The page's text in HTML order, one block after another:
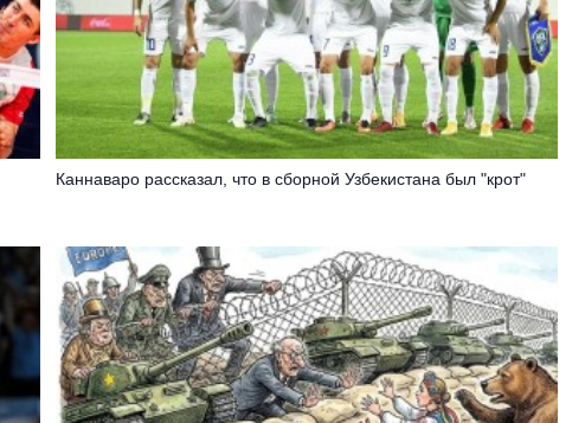
Каннаваро рассказал, что в сборной Узбекистана был "крот"